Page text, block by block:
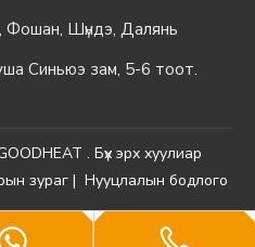
Шүндэ, Далянь
Синьюэ зам, 5-6 тоот.
. Бүх эрх хуулиар
зураг | Нууцлалын бодлого